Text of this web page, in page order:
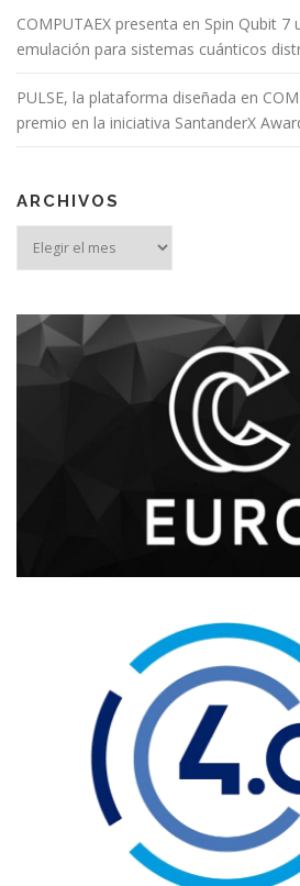
COMPUTAEX presenta en Spin Qubit
emulación para sistemas cuánticos
PULSE, la plataforma diseñada en
premio en la iniciativa SantanderX
ARCHIVOS